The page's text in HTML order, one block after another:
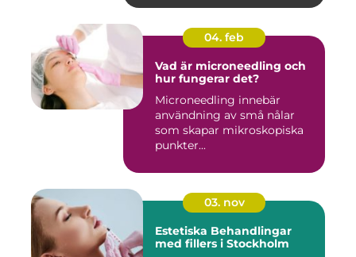
04. feb
Vad är microneedling och
hur fungerar det?
Microneedling innebär
användning av små nålar
som skapar mikroskopiska
punkter...
03. nov
Estetiska Behandlingar
med fillers i Stockholm